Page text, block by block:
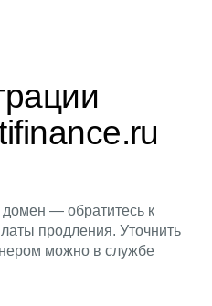
домен — обратитесь к
продления. Уточнить
можно в службе